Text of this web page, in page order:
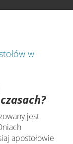
jest
apostołowie